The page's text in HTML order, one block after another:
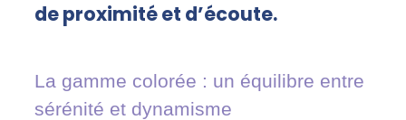
de proximité et d’écoute.
La gamme colorée : un équilibre entre
sérénité et dynamisme